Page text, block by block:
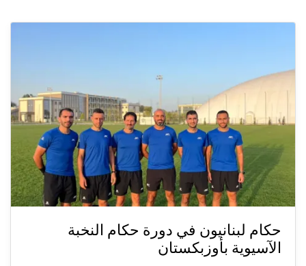
حكام لبنانيون في دورة حكام النخبة
الآسيوية بأوزبكستان